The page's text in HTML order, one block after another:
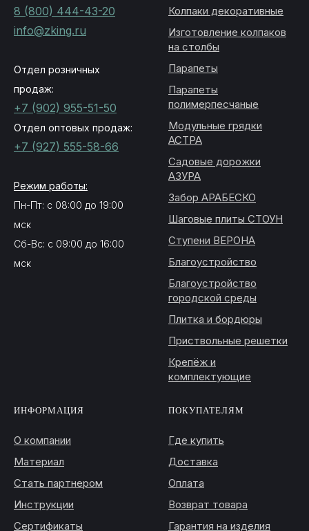
8 (800) 444-43-20
info@zking.ru
Отдел розничных
продаж:
+7 (902) 955-51-50
Отдел оптовых продаж:
+7 (927) 555-58-66
Режим работы:
Пн-Пт: с 08:00 до 19:00
мск
Сб-Вс: с 09:00 до 16:00
мск
Колпаки декоративные
Изготовление колпаков
на столбы
Парапеты
Парапеты
полимерпесчаные
Модульные грядки
АСТРА
Садовые дорожки
АЗУРА
Забор АРАБЕСКО
Шаговые плиты СТОУН
Ступени ВЕРОНА
Благоустройство
Благоустройство
городской среды
Плитка и бордюры
Приствольные решетки
Крепёж и
комплектующие
ИНФОРМАЦИЯ
О компании
Материал
Стать партнером
Инструкции
Сертификаты
ПОКУПАТЕЛЯМ
Где купить
Доставка
Оплата
Возврат товара
Гарантия на изделия